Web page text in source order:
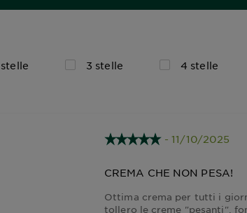
3 stelle 4 stelle
- 11/10/2025
CREMA CHE NON PESA!
Ottima crema per tutti i
tollero le creme "pesanti",